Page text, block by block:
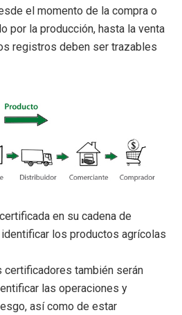
el momento de la compra o
por la producción, hasta la venta
registros deben ser trazables
en su cadena de
los productos agrícolas
certificadores también serán
las operaciones y
así como de estar